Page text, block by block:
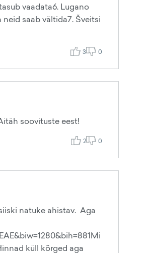
vaadata6. Lugano
saab vältida7. Šveitsi
3 0
soovituste eest!
2 0
natuke ahistav. Aga
küll kõrged aga